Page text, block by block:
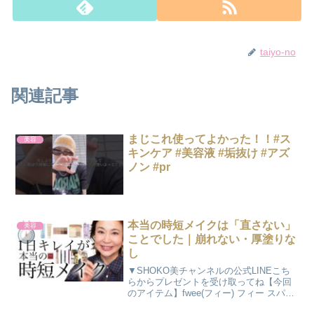
taiyo-no
関連記事
美容
まじこれ使ってよかった！！#ス
キンケア #美容液 #垢抜け #アズ
ノン #pr
美容
本当の時短メイクは「直さない」
ことでした｜崩れない・厚塗りな
し
▼SHOKO美チャンネルの公式LINEこち
らからプレゼントを受け取ってね【今回
のアイテム】fwee(フィー) フィー スパグ